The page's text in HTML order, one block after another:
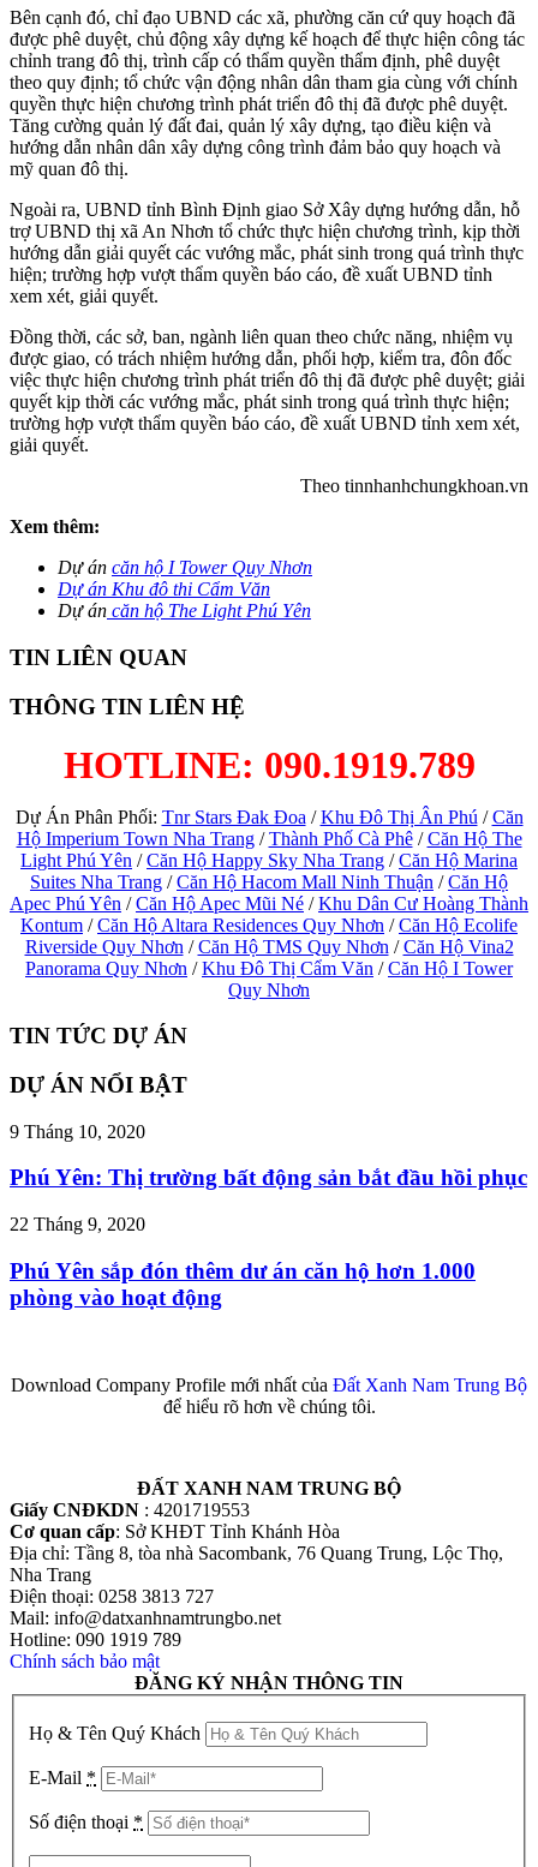
Bên cạnh đó, chỉ đạo UBND các xã, phường căn cứ quy hoạch đã
được phê duyệt, chủ động xây dựng kế hoạch để thực hiện công tác
chỉnh trang đô thị, trình cấp có thẩm quyền thẩm định, phê duyệt
theo quy định; tổ chức vận động nhân dân tham gia cùng với chính
quyền thực hiện chương trình phát triển đô thị đã được phê duyệt.
Tăng cường quản lý đất đai, quản lý xây dựng, tạo điều kiện và
hướng dẫn nhân dân xây dựng công trình đảm bảo quy hoạch và
mỹ quan đô thị.
Ngoài ra, UBND tỉnh Bình Định giao Sở Xây dựng hướng dẫn, hỗ
trợ UBND thị xã An Nhơn tổ chức thực hiện chương trình, kịp thời
hướng dẫn giải quyết các vướng mắc, phát sinh trong quá trình thực
hiện; trường hợp vượt thẩm quyền báo cáo, đề xuất UBND tỉnh
xem xét, giải quyết.
Đồng thời, các sở, ban, ngành liên quan theo chức năng, nhiệm vụ
được giao, có trách nhiệm hướng dẫn, phối hợp, kiểm tra, đôn đốc
việc thực hiện chương trình phát triển đô thị đã được phê duyệt; giải
quyết kịp thời các vướng mắc, phát sinh trong quá trình thực hiện;
trường hợp vượt thẩm quyền báo cáo, đề xuất UBND tỉnh xem xét,
giải quyết.
Theo tinnhanhchungkhoan.vn
Xem thêm:
Dự án căn hộ I Tower Quy Nhơn
Dự án Khu đô thi Cẩm Văn
Dự án căn hộ The Light Phú Yên
TIN LIÊN QUAN
THÔNG TIN LIÊN HỆ
HOTLINE: 090.1919.789
Dự Án Phân Phối: Tnr Stars Đak Đoa /Khu Đô Thị Ân Phú /Căn
Hộ Imperium Town Nha Trang/Thành Phố Cà Phê/Căn Hộ The
Light Phú Yên /Căn Hộ Happy Sky Nha Trang /Căn Hộ Marina
Suites Nha Trang /Căn Hộ Hacom Mall Ninh Thuận /Căn Hộ
Apec Phú Yên /Căn Hộ Apec Mũi Né /Khu Dân Cư Hoàng Thành
Kontum /Căn Hộ Altara Residences Quy Nhơn /Căn Hộ Ecolife
Riverside Quy Nhơn /Căn Hộ TMS Quy Nhơn /Căn Hộ Vina2
Panorama Quy Nhơn /Khu Đô Thị Cẩm Văn /Căn Hộ I Tower
Quy Nhơn
TIN TỨC DỰ ÁN
DỰ ÁN NỔI BẬT
9 Tháng 10, 2020
Phú Yên: Thị trường bất động sản bắt đầu hồi phục
22 Tháng 9, 2020
Phú Yên sắp đón thêm dư án căn hộ hơn 1.000
phòng vào hoạt động
Download Company Profile mới nhất của Đất Xanh Nam Trung Bộ
để hiểu rõ hơn về chúng tôi.
ĐẤT XANH NAM TRUNG BỘ
Giấy CNĐKDN : 4201719553
Cơ quan cấp: Sở KHĐT Tỉnh Khánh Hòa
Địa chỉ: Tầng 8, tòa nhà Sacombank, 76 Quang Trung, Lộc Thọ,
Nha Trang
Điện thoại: 0258 3813 727
Mail: info@datxanhnamtrungbo.net
Hotline: 090 1919 789
Chính sách bảo mật
ĐĂNG KÝ NHẬN THÔNG TIN
Họ & Tên Quý Khách
E-Mail *
Số điện thoại *